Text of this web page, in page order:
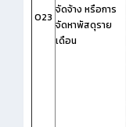
O23
จัดจ้าง หรือการ
จัดหาพัสดุราย
เดือน